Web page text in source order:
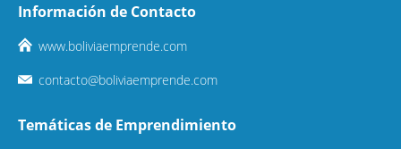
Información de Contacto
www.boliviaemprende.com
contacto@boliviaemprende.com
Temáticas de Emprendimiento